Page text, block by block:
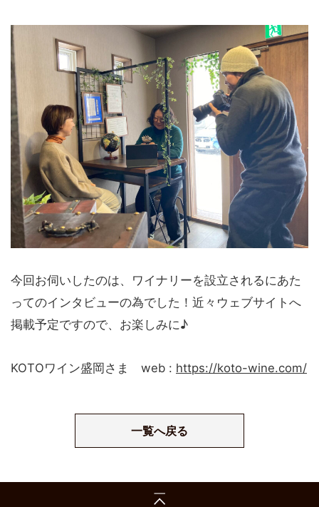
今回お伺いしたのは、ワイナリーを設立されるにあた
ってのインタビューの為でした！近々ウェブサイトへ
掲載予定ですので、お楽しみに♪
KOTOワイン盛岡さま web : https://koto-wine.com/
一覧へ戻る